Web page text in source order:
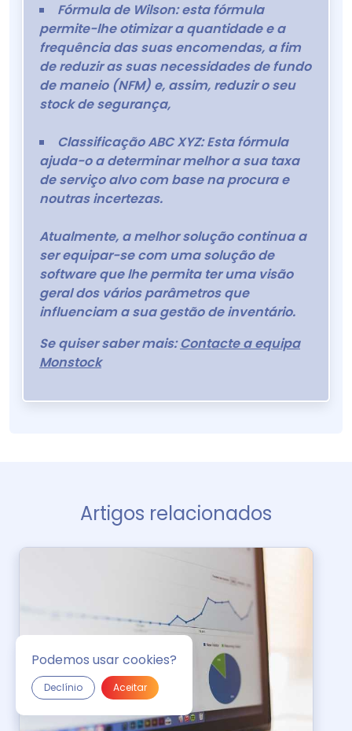
Fórmula de Wilson: esta fórmula
permite-lhe otimizar a quantidade e a
frequência das suas encomendas, a fim
de reduzir as suas necessidades de fundo
de maneio (NFM) e, assim, reduzir o seu
stock de segurança,
Classificação ABC XYZ: Esta fórmula
ajuda-o a determinar melhor a sua taxa
de serviço alvo com base na procura e
noutras incertezas.
Atualmente, a melhor solução continua a
ser equipar-se com uma solução de
software que lhe permita ter uma visão
geral dos vários parâmetros que
influenciam a sua gestão de inventário.
Se quiser saber mais:Contacte a equipa
Monstock
Artigos relacionados
Podemos usar cookies?
Declínio Aceitar